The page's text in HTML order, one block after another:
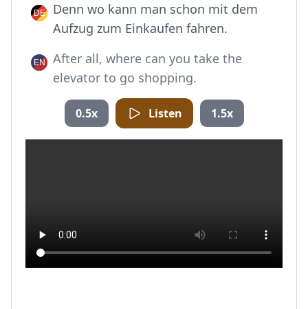
Denn wo kann man schon mit dem
Aufzug zum Einkaufen fahren.
After all, where can you take the
elevator to go shopping.
0.5x Listen 1.5x